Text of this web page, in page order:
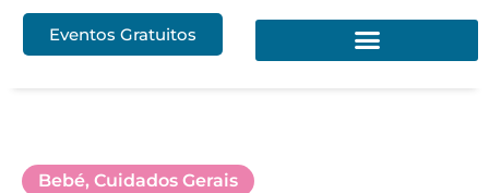
Eventos Gratuitos
Bebé, Cuidados Gerais